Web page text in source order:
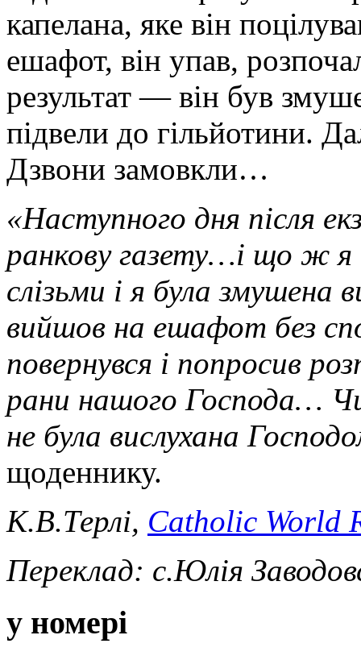
капелана, яке він
ешафот, він упав,
результат — він був
підвели до гільйотини.
Дзвони замовкли…
«Наступного дня після
ранкову газету…і що ж я
слізьми і я була змушена
вийшов на ешафот без
повернувся і попросив
рани нашого Господа…
не була вислухана
щоденнику.
К.В.Терлі, Catholic World
Переклад: с.Юлія
у номері